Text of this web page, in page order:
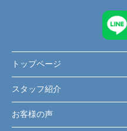
トップページ
スタッフ紹介
お客様の声